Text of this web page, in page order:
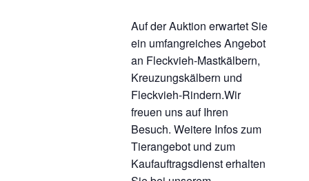
Auf der Auktion erwartet Sie
ein umfangreiches Angebot
an Fleckvieh-Mastkälbern,
Kreuzungskälbern und
Fleckvieh-Rindern.Wir
freuen uns auf Ihren
Besuch. Weitere Infos zum
Tierangebot und zum
Kaufauftragsdienst erhalten